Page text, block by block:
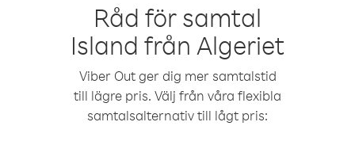
Råd för samtal
Island från Algeriet
Viber Out ger dig mer samtalstid
till lägre pris. Välj från våra flexibla
samtalsalternativ till lågt pris: